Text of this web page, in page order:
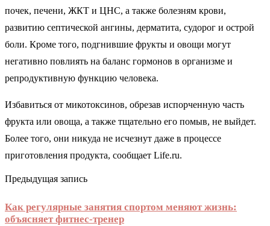
почек, печени, ЖКТ и ЦНС, а также болезням крови,
развитию септической ангины, дерматита, судорог и острой
боли. Кроме того, подгнившие фрукты и овощи могут
негативно повлиять на баланс гормонов в организме и
репродуктивную функцию человека.
Избавиться от микотоксинов, обрезав испорченную часть
фрукта или овоща, а также тщательно его помыв, не выйдет.
Более того, они никуда не исчезнут даже в процессе
приготовления продукта, сообщает Life.ru.
Предыдущая запись
Как регулярные занятия спортом меняют жизнь:
объясняет фитнес-тренер